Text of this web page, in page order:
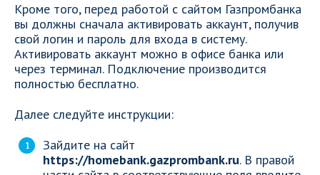
Кроме того, перед работой с сайтом Газпромбанка
вы должны сначала активировать аккаунт, получив
свой логин и пароль для входа в систему.
Активировать аккаунт можно в офисе банка или
через терминал. Подключение производится
полностью бесплатно.
Далее следуйте инструкции:
Зайдите на сайт
https://homebank.gazprombank.ru. В правой